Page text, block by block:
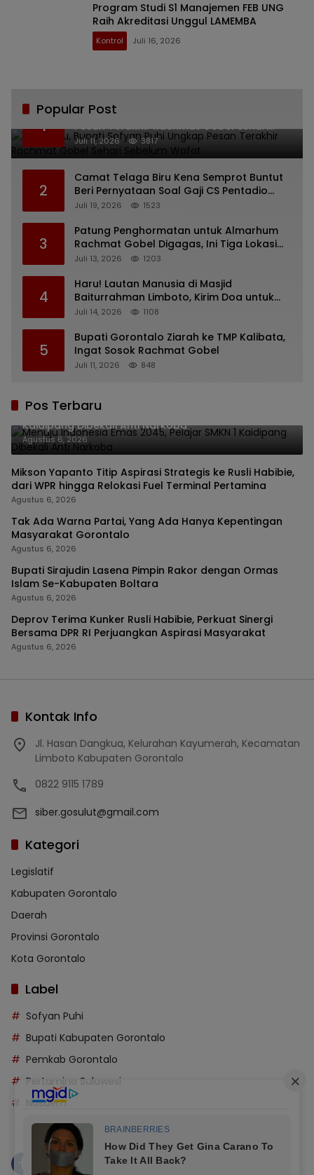
Program Studi S1 ​​Manajemen FEB UNG
Raih Akreditasi Unggul LAMEMBA
Kontrol Juli 16, 2026
Popular Post
1
Bikin Haru, Bupati Sofyan Puhi Ungkap
Pesan Terakhir Rachmat Gobel Sehari
Sebelum Wafat
Juli 11, 2026 3817
2
Camat Telaga Biru Kena Semprot Buntut
Beri Pernyataan Soal Gaji CS Pentadio
Barat yang Nunggak
Juli 19, 2026 1523
3
Patung Penghormatan untuk Almarhum
Rachmat Gobel Digagas, Ini Tiga Lokasi
yang Diusulkan
Juli 13, 2026 1203
4
Haru! Lautan Manusia di Masjid
Baiturrahman Limboto, Kirim Doa untuk
Almarhum Rachmat Gobel
Juli 14, 2026 1108
5
Bupati Gorontalo Ziarah ke TMP Kalibata,
Ingat Sosok Rachmat Gobel
Juli 11, 2026 848
Pos Terbaru
Menuju Indonesia Emas 2045, Pelajar SMKN 1
Kaidipang Dibekali Anti Narkoba
Agustus 6, 2026
Mikson Yapanto Titip Aspirasi Strategis ke Rusli Habibie,
dari WPR hingga Relokasi Fuel Terminal Pertamina
Agustus 6, 2026
Tak Ada Warna Partai, Yang Ada Hanya Kepentingan
Masyarakat Gorontalo
Agustus 6, 2026
Bupati Sirajudin Lasena Pimpin Rakor dengan Ormas
Islam Se-Kabupaten Boltara
Agustus 6, 2026
Deprov Terima Kunker Rusli Habibie, Perkuat Sinergi
Bersama DPR RI Perjuangkan Aspirasi Masyarakat
Agustus 6, 2026
Kontak Info
Jl. Hasan Dangkua, Kelurahan Kayumerah, Kecamatan
Limboto Kabupaten Gorontalo
0822 9115 1789
siber.gosulut@gmail.com
Kategori
Legislatif
Kabupaten Gorontalo
Daerah
Provinsi Gorontalo
Kota Gorontalo
Label
Sofyan Puhi
Bupati Kabupaten Gorontalo
Pemkab Gorontalo
Pertamina Sulawesi
Nasdem